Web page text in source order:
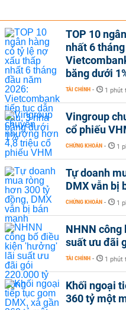
TOP 10
nhất 6
băng dưới
TÀI CHÍNH - 1 phút
Vingroup
cổ phiếu
CHỨNG KHOÁN - 1
Tự doanh
DMX vẫn bị
CHỨNG KHOÁN - 1
NHNN công
suất ưu đãi
TÀI CHÍNH - 1 phút
Khối ngoại
360 tỷ một